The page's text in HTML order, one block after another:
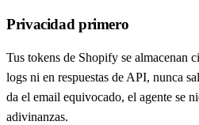
Privacidad primero
Tus tokens de Shopify se almacenan
logs ni en respuestas de API, nunca
da el email equivocado, el agente se
adivinanzas.